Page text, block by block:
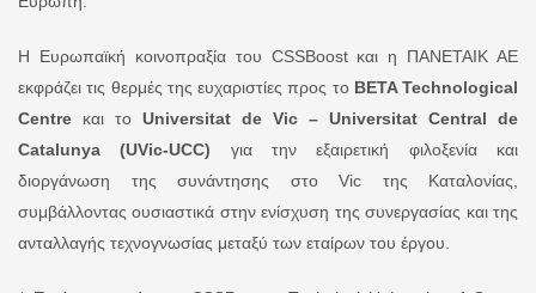
Η Ευρωπαϊκή κοινοπραξία του CSSBoost και η ΠΑΝΕΤΑΙΚ ΑΕ
εκφράζει τις θερμές της ευχαριστίες προς το BETA Technological
Centre και το Universitat de Vic – Universitat Central de
Catalunya (UVic-UCC) για την εξαιρετική φιλοξενία και
διοργάνωση της συνάντησης στο Vic της Καταλονίας,
συμβάλλοντας ουσιαστικά στην ενίσχυση της συνεργασίας και της
ανταλλαγής τεχνογνωσίας μεταξύ των εταίρων του έργου.